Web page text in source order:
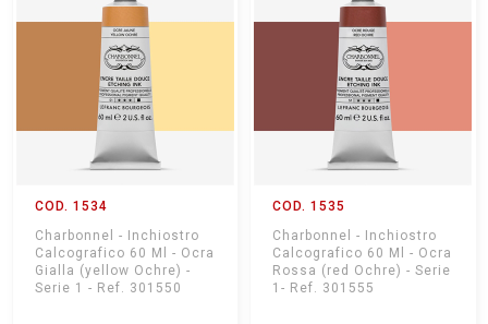
COD. 1534
Charbonnel - Inchiostro
Calcografico 60 Ml - Ocra
Gialla (yellow Ochre) -
Serie 1 - Ref. 301550
COD. 1535
Charbonnel - Inchiostro
Calcografico 60 Ml - Ocra
Rossa (red Ochre) - Serie
1- Ref. 301555